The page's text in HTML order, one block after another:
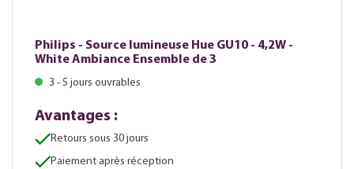
Philips - Source lumineuse Hue GU10 - 4,2W -
White Ambiance Ensemble de 3
3 - 5 jours ouvrables
Avantages :
Retours sous 30 jours
Paiement après réception